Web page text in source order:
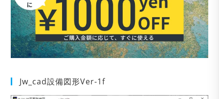
Jw_cad設備図形Ver-1f